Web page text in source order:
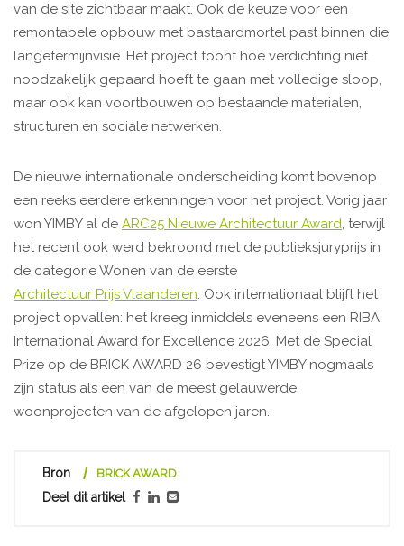
van de site zichtbaar maakt. Ook de keuze voor een
remontabele opbouw met bastaardmortel past binnen die
langetermijnvisie. Het project toont hoe verdichting niet
noodzakelijk gepaard hoeft te gaan met volledige sloop,
maar ook kan voortbouwen op bestaande materialen,
structuren en sociale netwerken.
De nieuwe internationale onderscheiding komt bovenop
een reeks eerdere erkenningen voor het project. Vorig jaar
won YIMBY al de ARC25 Nieuwe Architectuur Award, terwijl
het recent ook werd bekroond met de publieksjuryprijs in
de categorie Wonen van de eerste
Architectuur Prijs Vlaanderen. Ook internationaal blijft het
project opvallen: het kreeg inmiddels eveneens een RIBA
International Award for Excellence 2026. Met de Special
Prize op de BRICK AWARD 26 bevestigt YIMBY nogmaals
zijn status als een van de meest gelauwerde
woonprojecten van de afgelopen jaren.
Bron BRICK AWARD
Deel dit artikel